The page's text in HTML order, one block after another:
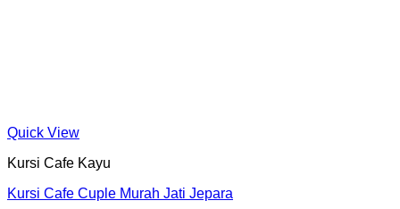
Quick View
Kursi Cafe Kayu
Kursi Cafe Cuple Murah Jati Jepara